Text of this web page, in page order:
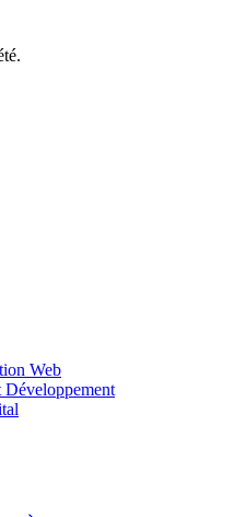
Web